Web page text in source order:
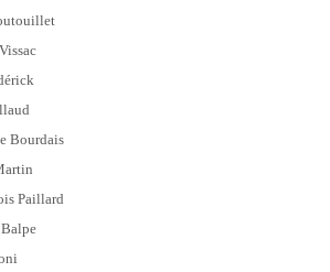
Bourdais
Paillard
Balpe